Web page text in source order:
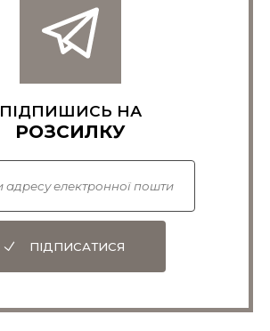
ПІДПИШИСЬ НА
РОЗСИЛКУ
ПІДПИСАТИСЯ